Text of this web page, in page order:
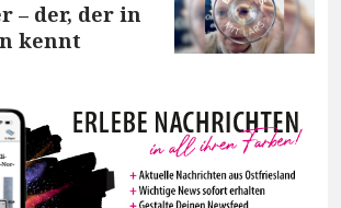
– der, der in
kennt